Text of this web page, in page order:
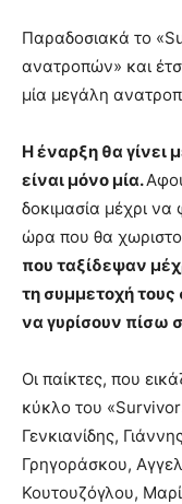
Παραδοσιακά το
ανατροπών» και
μία μεγάλη
Η έναρξη θα γίνει
είναι μόνο μία.
δοκιμασία μέχρι
ώρα που θα
που ταξίδεψαν
τη συμμετοχή τους
να γυρίσουν πίσω
Οι παίκτες, που
κύκλο του
Γενκιανίδης,
Γρηγοράσκου,
Κουτουζόγλου,